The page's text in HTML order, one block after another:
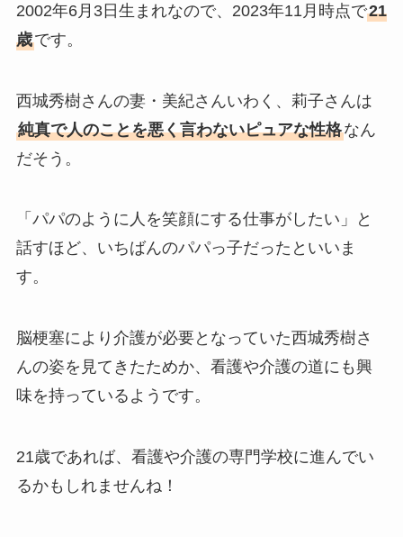
2002年6月3日生まれなので、2023年11月時点で21
歳です。
西城秀樹さんの妻・美紀さんいわく、莉子さんは
純真で人のことを悪く言わないピュアな性格なん
だそう。
「パパのように人を笑顔にする仕事がしたい」と
話すほど、いちばんのパパっ子だったといいま
す。
脳梗塞により介護が必要となっていた西城秀樹さ
んの姿を見てきたためか、看護や介護の道にも興
味を持っているようです。
21歳であれば、看護や介護の専門学校に進んでい
るかもしれませんね！